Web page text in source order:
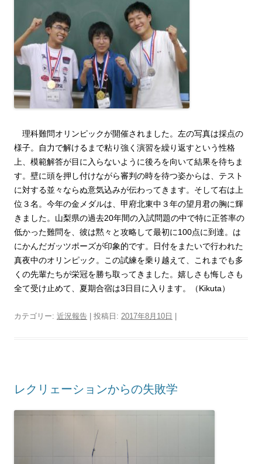
理科難問オリンピックが開催されました。左の写真は採点の
様子。自力で解けるまで粘り強く演習を繰り返すという性格
上、模範解答が目に入らないように後ろを向いて結果を待ちま
す。壁に頭を押し付けながら審判の時を待つ姿からは、テスト
に対する並々ならぬ意気込みが伝わってきます。そして右は上
位３名。今年の金メダルは、甲府北東中３年の望月君の胸に輝
きました。山梨県の過去20年間の入試問題の中で特に正答率の
低かった難問を、彼は黙々と攻略して最初に100点に到達。は
にかんだガッツポーズが印象的です。日付をまたいで行われた
真夜中のオリンピック。この試練を乗り越えて、これまでも多
くの先輩たちが栄冠を勝ち取ってきました。嬉しさも悔しさも
全て受け止めて、夏期合宿は3日目に入ります。（Kikuta）
カテゴリー: 近況報告 | 投稿日: 2017年8月10日
レクリェーションからの失敗学